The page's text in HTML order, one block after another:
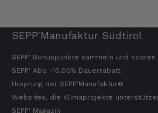
SEPP'Manufaktur Südtirol
SEPP' Bonuspunkte sammeln und sparen
SEPP' Abo -10,00% Dauerrabatt
Ursprung der SEPP'Manufaktur®
Websites, die Klimaprojekte
SEPP' Magazin